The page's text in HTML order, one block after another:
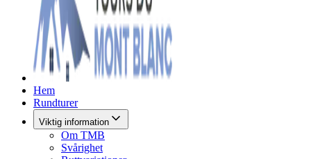
Hem
Rundturer
Viktig information
Om TMB
Svårighet